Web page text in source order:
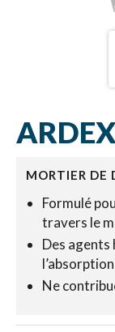
MORTIER DE
Formulé
travers le
Des agents
l’absorption
Ne